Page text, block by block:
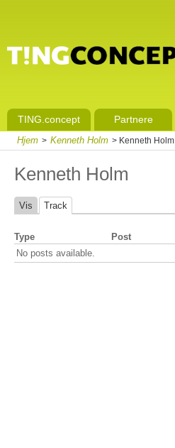
TING.concept Partnere
Hjem > Kenneth Holm > Kenneth Holm
Kenneth Holm
Vis Track
Type Post
No posts available.